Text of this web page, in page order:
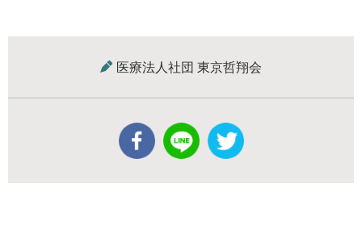
医療法人社団 東京哲翔会